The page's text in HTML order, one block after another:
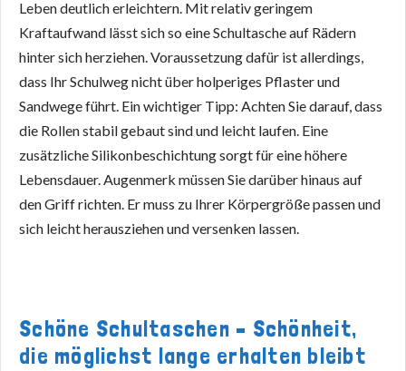
Leben deutlich erleichtern. Mit relativ geringem
Kraftaufwand lässt sich so eine Schultasche auf Rädern
hinter sich herziehen. Voraussetzung dafür ist allerdings,
dass Ihr Schulweg nicht über holperiges Pflaster und
Sandwege führt. Ein wichtiger Tipp: Achten Sie darauf, dass
die Rollen stabil gebaut sind und leicht laufen. Eine
zusätzliche Silikonbeschichtung sorgt für eine höhere
Lebensdauer. Augenmerk müssen Sie darüber hinaus auf
den Griff richten. Er muss zu Ihrer Körpergröße passen und
sich leicht herausziehen und versenken lassen.
Schöne Schultaschen – Schönheit,
die möglichst lange erhalten bleibt